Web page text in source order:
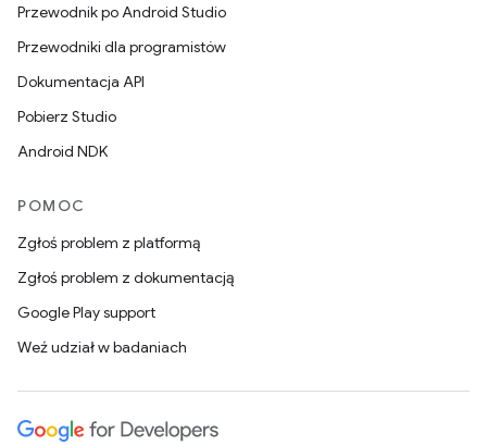
Przewodnik po Android Studio
Przewodniki dla programistów
Dokumentacja API
Pobierz Studio
Android NDK
POMOC
Zgłoś problem z platformą
Zgłoś problem z dokumentacją
Google Play support
Weź udział w badaniach